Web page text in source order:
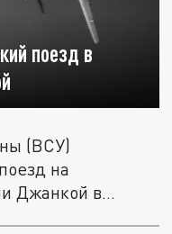
поезд в
(ВСУ)
на
Джанкой в